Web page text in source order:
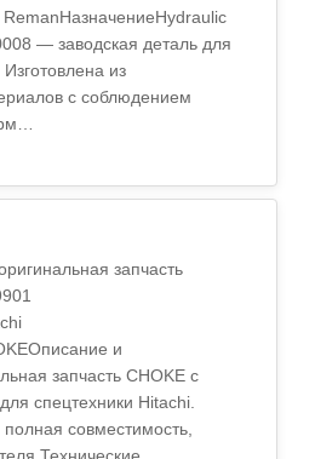
— заводская деталь для
из
с соблюдением
запчасть
и
запчасть CHOKE с
спецтехники Hitachi.
совместимость,